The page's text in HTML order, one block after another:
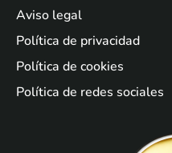
Aviso legal
Política de privacidad
Política de cookies
Política de redes sociales